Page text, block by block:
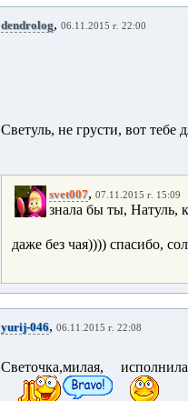
dendrolog, 06.11.2015 г. 22:00
Светуль, не грусти, вот тебе
svet007, 07.11.2015 г. 15:09
знала бы ты, Натуль,
даже без чая)))) спасибо,
yurij-046, 06.11.2015 г. 22:08
Светочка,милая,